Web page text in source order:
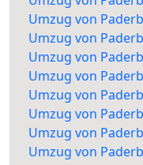
Umzug von
Umzug von
Umzug von
Umzug von
Umzug von
Umzug von
Umzug von
Umzug von